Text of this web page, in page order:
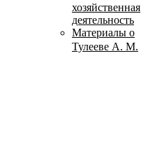
хозяйственная
деятельность
Материалы о
Тулееве А. М.